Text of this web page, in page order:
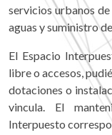
servicios urbanos
aguas y suministro
El Espacio
libre o accesos,
dotaciones o
vincula. El
Interpuesto